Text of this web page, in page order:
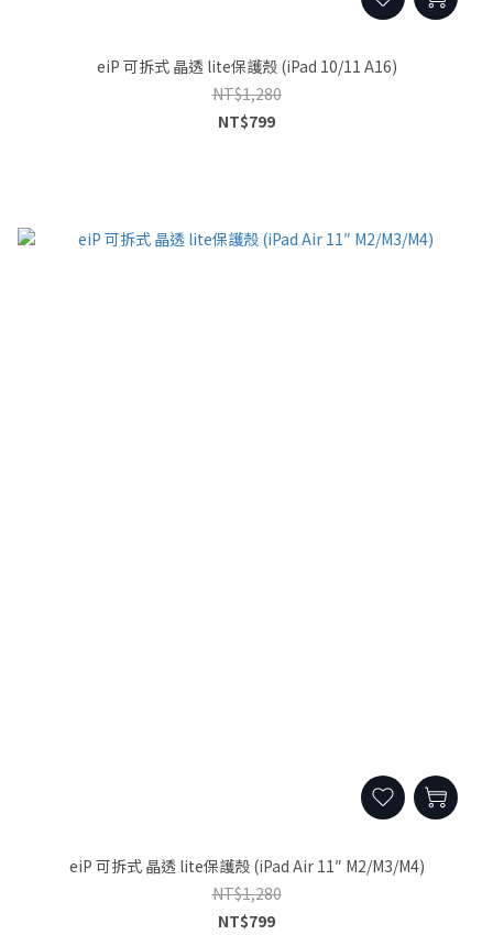
eiP 可拆式 晶透 lite保護殼 (iPad 10/11 A16)
NT$1,280
NT$799
eiP 可拆式 晶透 lite保護殼 (iPad Air 11″ M2/M3/M4)
NT$1,280
NT$799